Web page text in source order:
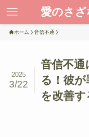
愛のさ
ホーム 音信不通
音信不通
る！彼
を改善
2025
3/22